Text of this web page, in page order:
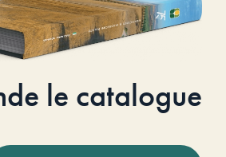
le catalogue